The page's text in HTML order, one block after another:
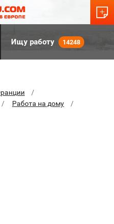
Ищу работу 14248
Работа на дому